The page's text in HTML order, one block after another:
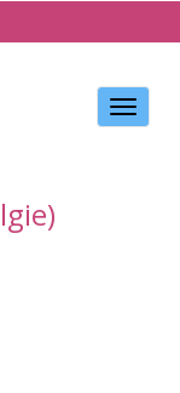
Toggle